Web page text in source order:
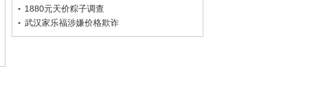
1880元天价粽子调查
武汉家乐福涉嫌价格欺诈